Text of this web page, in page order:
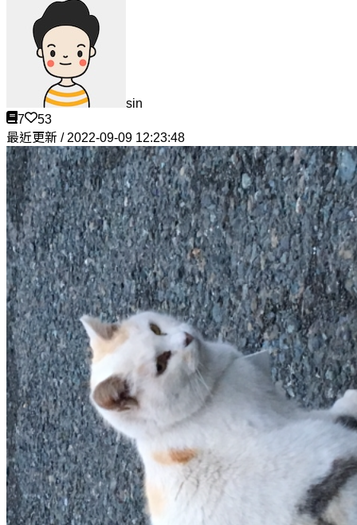
sin
7
53
最近更新 / 2022-09-09 12:23:48